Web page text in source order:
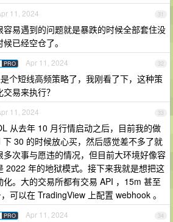
31
11, 2024
易遇到的问题就是暴跌的时候全部套住没
已经空仓了。
32
PRO Apr 11, 2024
个短线高频策略了，我刚看了下，这种策
易来执行？
33
11, 2024
从去年 10 月行情启动之后，目前我的做
30 的时候放心买，然后感觉差不多了就
多次事与愿违的情况，但目前大环境好像容
2022 年的地狱模式。接下来我就是想把这
。大的交易所都有交易 API ，15m 甚至
可以在 TradingView 上配置 webhook 。
34
PRO Apr 11, 2024